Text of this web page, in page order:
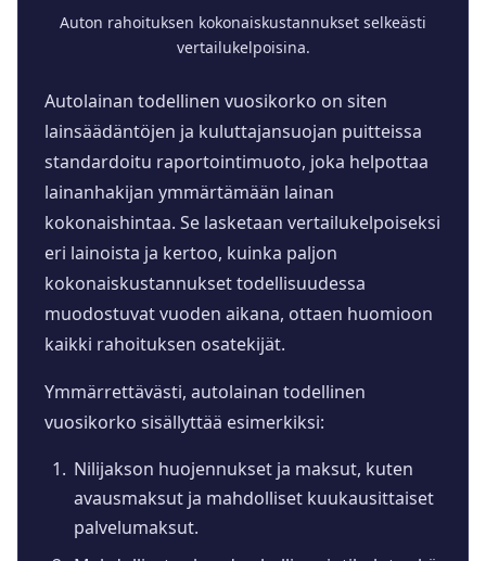
Auton rahoituksen kokonaiskustannukset selkeästi
vertailukelpoisina.
Autolainan todellinen vuosikorko on siten
lainsäädäntöjen ja kuluttajansuojan puitteissa
standardoitu raportointimuoto, joka helpottaa
lainanhakijan ymmärtämään lainan
kokonaishintaa. Se lasketaan vertailukelpoiseksi
eri lainoista ja kertoo, kuinka paljon
kokonaiskustannukset todellisuudessa
muodostuvat vuoden aikana, ottaen huomioon
kaikki rahoituksen osatekijät.
Ymmärrettävästi, autolainan todellinen
vuosikorko sisällyttää esimerkiksi:
Nilijakson huojennukset ja maksut, kuten
avausmaksut ja mahdolliset kuukausittaiset
palvelumaksut.